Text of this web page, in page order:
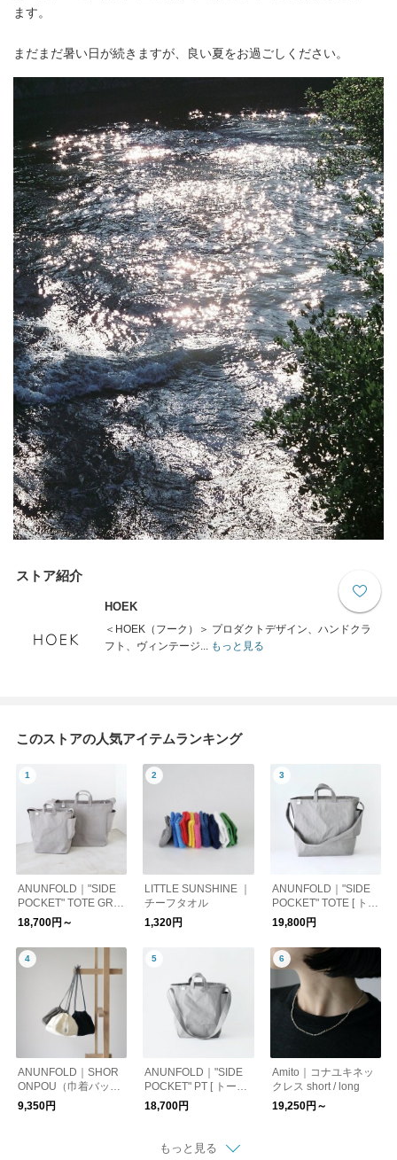
ます。
まだまだ暑い日が続きますが、良い夏をお過ごしください。
ストア紹介
HOEK
＜HOEK（フーク）＞ プロダクトデザイン、ハンドクラ
フト、ヴィンテージ...もっと見る
このストアの人気アイテムランキング
ANUNFOLD｜"SIDE
POCKET" TOTE GRA
Y [ トートバッグ ]
18,700円～
LITTLE SUNSHINE ｜
チーフタオル
1,320円
ANUNFOLD｜"SIDE
POCKET" TOTE [ トー
トバッグ・ショルダー
バッグ ]
19,800円
ANUNFOLD｜SHOR
ONPOU（巾着バッ
グ）
9,350円
ANUNFOLD｜"SIDE
POCKET" PT [ トート
バッグ・ショルダーバ
ッグ ]
18,700円
Amito｜コナユキネッ
クレス short / long
19,250円～
もっと見る